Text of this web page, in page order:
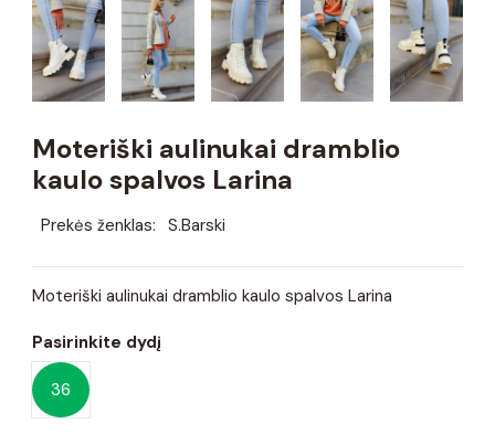
Moteriški aulinukai dramblio
kaulo spalvos Larina
Prekės ženklas: S.Barski
Moteriški aulinukai dramblio kaulo spalvos Larina
Pasirinkite dydį
36